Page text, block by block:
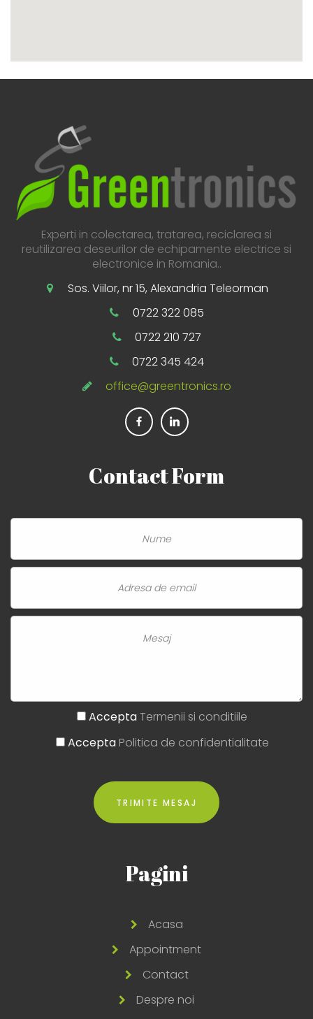
Experti in colectarea, tratarea, reciclarea si
reutilizarea deseurilor de echipamente electrice si
electronice in Romania..
Sos. Viilor, nr 15, Alexandria Teleorman
0722 322 085
0722 210 727
0722 345 424
office@greentronics.ro
ContactForm
AcceptaTermenii si conditiile
AcceptaPolitica de confidentialitate
Pagini
Acasa
Appointment
Contact
Despre noi